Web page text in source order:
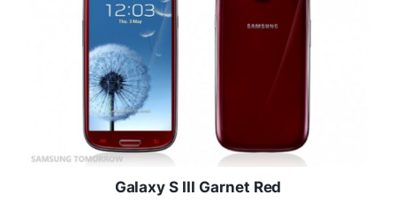
Galaxy S III Garnet Red